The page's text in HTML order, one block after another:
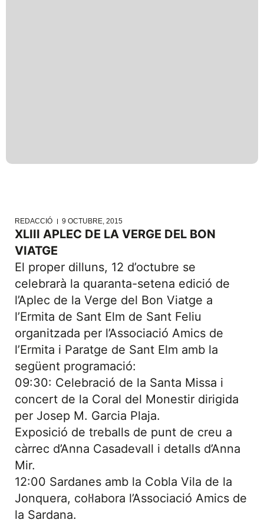
REDACCIÓ 9 OCTUBRE, 2015
XLIII APLEC DE LA VERGE DEL BON
VIATGE
El proper dilluns, 12 d’octubre se
celebrarà la quaranta-setena edició de
l’Aplec de la Verge del Bon Viatge a
l’Ermita de Sant Elm de Sant Feliu
organitzada per l’Associació Amics de
l’Ermita i Paratge de Sant Elm amb la
següent programació:
09:30: Celebració de la Santa Missa i
concert de la Coral del Monestir dirigida
per Josep M. Garcia Plaja.
Exposició de treballs de punt de creu a
càrrec d’Anna Casadevall i detalls d’Anna
Mir.
12:00 Sardanes amb la Cobla Vila de la
Jonquera, col·labora l’Associació Amics de
la Sardana.